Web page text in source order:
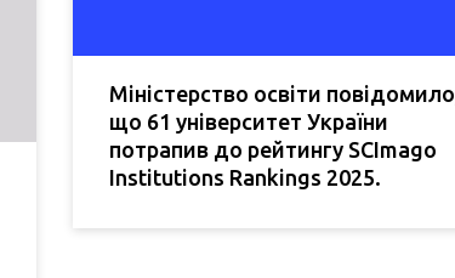
Міністерство освіти повідомило,
що 61 університет України
потрапив до рейтингу SCImago
Institutions Rankings 2025.